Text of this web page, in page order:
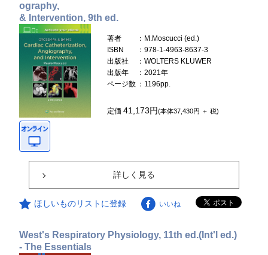
ography,
& Intervention, 9th ed.
著者
：M.Moscucci (ed.)
ISBN
：978-1-4963-8637-3
出版社
：WOLTERS KLUWER
出版年
：2021年
ページ数 ：1196pp.
定価41,173円(本体37,430円 ＋ 税)
詳しく見る
ほしいものリストに登録 いいね
West's Respiratory Physiology, 11th ed.(Int'l ed.)
- The Essentials